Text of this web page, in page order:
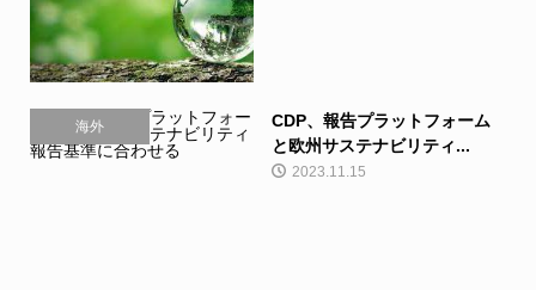
海外
CDP、報告プラットフォーム
と欧州サステナビリティ...
2023.11.15